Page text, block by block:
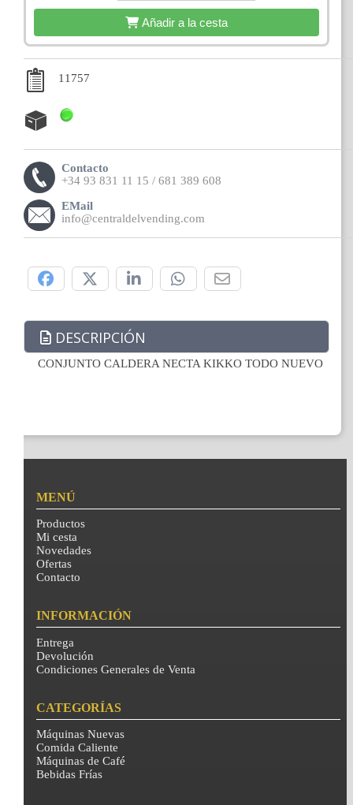
Añadir a la cesta
11757
Contacto
+34 93 831 11 15 / 681 389 608
EMail
info@centraldelvending.com
DESCRIPCIÓN
CONJUNTO CALDERA NECTA KIKKO TODO NUEVO
MENÚ
Productos
Mi cesta
Novedades
Ofertas
Contacto
INFORMACIÓN
Entrega
Devolución
Condiciones Generales de Venta
CATEGORÍAS
Máquinas Nuevas
Comida Caliente
Máquinas de Café
Bebidas Frías